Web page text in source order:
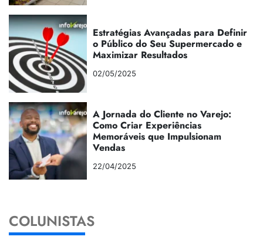
Estratégias Avançadas para Definir
o Público do Seu Supermercado e
Maximizar Resultados
02/05/2025
A Jornada do Cliente no Varejo:
Como Criar Experiências
Memoráveis que Impulsionam
Vendas
22/04/2025
COLUNISTAS